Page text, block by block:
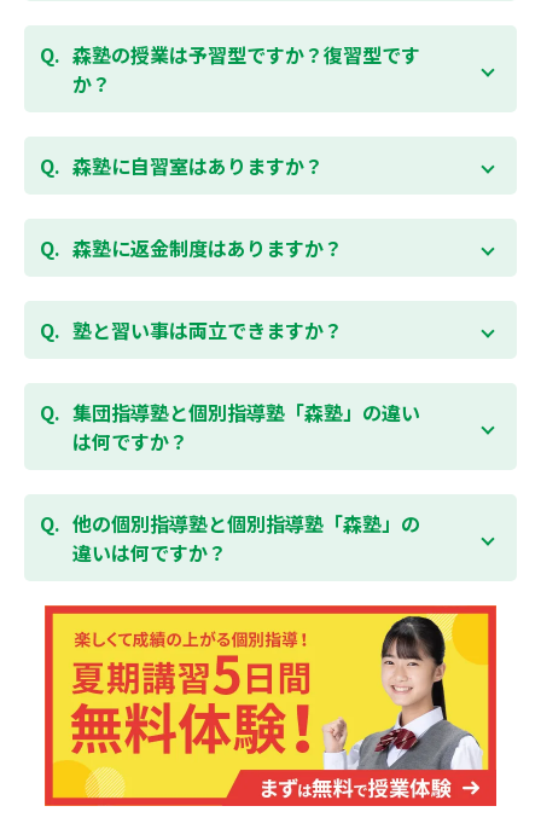
ど）も可能です。 普段忙しくてなかなか手が回らない
科目も、テスト前に集中して対策できると好評です。
「質量ともに日本一」と自負する研修制度を受け、知
識や教え方を習得した先生が、一人ひとりの能力、個
性に合わせて個別指導いたします。先生とお子様の相
性を大切にするために、相性が合わなければ先生変更
森塾の授業は予習型ですか？復習型です
か？
春期・夏期等の講習以外では森塾の授業は学校で習っ
たところを教える「復習型授業」ではなく、塾で習っ
のが楽しくなります。
勉強が楽しくなるとテストの成績が上がり、テストの
様の成績アップを目指しましょう！まずは無料授業体
験を！
無料体験はこちら
森塾に自習室はありますか？
各校舎に完備しています。
空いている時間があれば、学校の授業の予習や宿題、
森塾に返金制度はありますか？
森塾では保護者様に「安心して」入塾をご検討いただ
くために、ご入塾後4回授業を受けられるまでに入塾
「全額」を返金させていただく「返金制度」をご用意
しております。
塾と習い事は両立できますか？
森塾は個別指導ですので、時間や曜日を自由に選択す
ることができます。そのため、部活やすでにお通いの
習い事などと無理なく両立することができます。
集団指導塾と個別指導塾「森塾」の違い
は何ですか？
集団指導塾は多人数の生徒に対して授業を行う学校の
授業と似たスタイルでの指導となりますが、個別指導
塾の森塾は一人ひとりの学習スピードに合わせて個別
に指導します。
他の個別指導塾と個別指導塾「森塾」の
違いは何ですか？
個別指導塾の森塾は、「先生1人に生徒2人まで」の個
別指導で、「1科目＋20点の成績保証」が大評判の塾
です。しかも、「保護者様にも安心の授業料」で、多
くの保護者様からご好評いただいております。